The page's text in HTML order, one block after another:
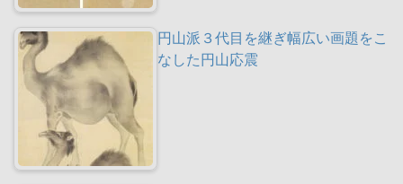
円山派３代目を継ぎ幅広い画題をこ
なした円山応震